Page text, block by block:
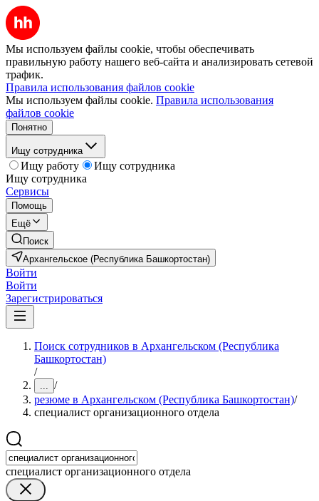
Мы используем файлы cookie, чтобы обеспечивать
правильную работу нашего веб-сайта и анализировать сетевой
трафик.
Правила использования файлов cookie
Мы используем файлы cookie. Правила использования
файлов cookie
Понятно
Ищу сотрудника
Ищу работу
Ищу сотрудника
Ищу сотрудника
Сервисы
Помощь
Ещё
Поиск
Архангельское (Республика Башкортостан)
Войти
Войти
Зарегистрироваться
Поиск сотрудников в Архангельском (Республика
Башкортостан)
/
... /
резюме в Архангельском (Республика Башкортостан)/
специалист организационного отдела
специалист организационного отдела